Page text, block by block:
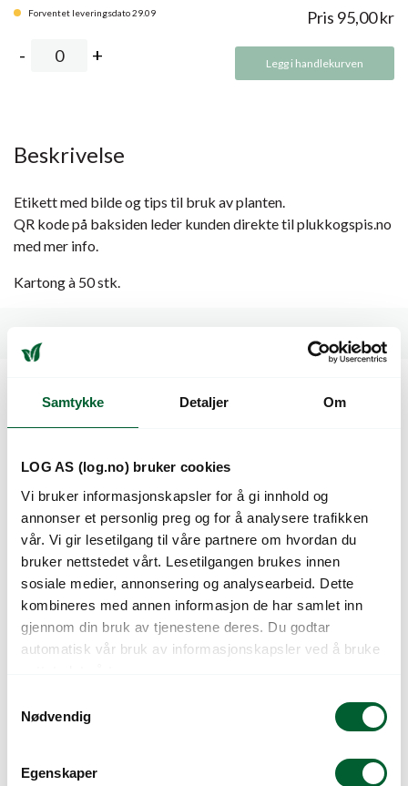
Samtykke Detaljer Om
LOG AS (log.no) bruker cookies
Vi bruker informasjonskapsler for å gi innhold og
annonser et personlig preg og for å analysere trafikken
vår. Vi gir lesetilgang til våre partnere om hvordan du
bruker nettstedet vårt. Lesetilgangen brukes innen
sosiale medier, annonsering og analysearbeid. Dette
kombineres med annen informasjon de har samlet inn
gjennom din bruk av tjenestene deres. Du godtar
automatisk vår bruk av informasjonskapsler ved å bruke
Nødvendig
Egenskaper
Forventet leveringsdato 29.09 Pris 95,00kr
Legg i handlekurven
Beskrivelse
Etikett med bilde og tips til bruk av planten.
QR kode på baksiden leder kunden direkte til plukkogspis.no
med mer info.
Kartong à 50 stk.
Kunder så også på
ETIKETT P&S
ETIKETT P&S